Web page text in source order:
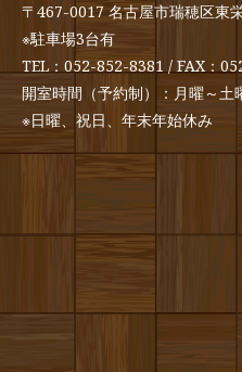
〒467-0017 名古屋市瑞穂区東
※駐車場3台有
TEL： 052-852-8381 / FAX：
開室時間（予約制）：月曜～
※日曜、祝日、年末年始休み